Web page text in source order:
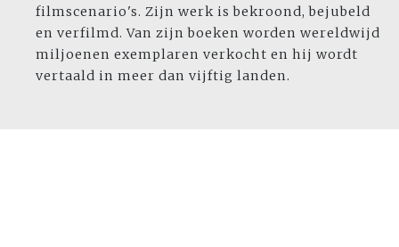
filmscenario's. Zijn werk is bekroond, bejubeld
en verfilmd. Van zijn boeken worden wereldwijd
miljoenen exemplaren verkocht en hij wordt
vertaald in meer dan vijftig landen.